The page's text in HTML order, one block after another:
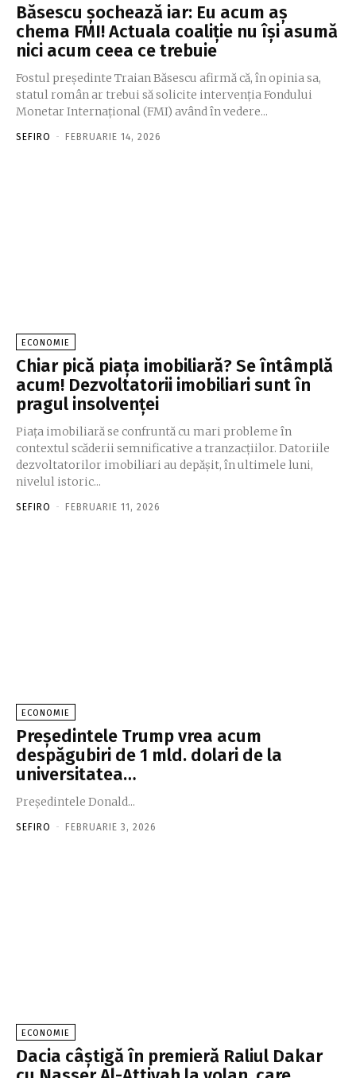
Băsescu șochează iar: Eu acum aş
chema FMI! Actuala coaliţie nu îşi asumă
nici acum ceea ce trebuie
Fostul preşedinte Traian Băsescu afirmă că, în opinia sa,
statul român ar trebui să solicite intervenţia Fondului
Monetar Internaţional (FMI) având în vedere...
SEFIRO - FEBRUARIE 14, 2026
ECONOMIE
Chiar pică piața imobiliară? Se întâmplă
acum! Dezvoltatorii imobiliari sunt în
pragul insolvenței
Piața imobiliară se confruntă cu mari probleme în
contextul scăderii semnificative a tranzacțiilor. Datoriile
dezvoltatorilor imobiliari au depăşit, în ultimele luni,
nivelul istoric...
SEFIRO - FEBRUARIE 11, 2026
ECONOMIE
Preşedintele Trump vrea acum
despăgubiri de 1 mld. dolari de la
universitatea…
Preşedintele Donald...
SEFIRO - FEBRUARIE 3, 2026
ECONOMIE
Dacia câştigă în premieră Raliul Dakar